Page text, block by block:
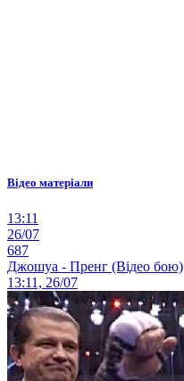
Відео матеріали
13:11
26/07
687
Джошуа - Пренг (Відео бою)
13:11, 26/07